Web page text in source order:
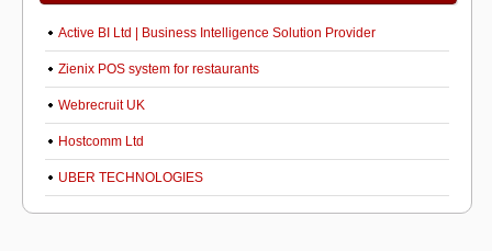
Active BI Ltd | Business Intelligence Solution Provider
Zienix POS system for restaurants
Webrecruit UK
Hostcomm Ltd
UBER TECHNOLOGIES